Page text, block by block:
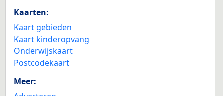
Kaarten:
Kaart gebieden
Kaart kinderopvang
Onderwijskaart
Postcodekaart
Meer: